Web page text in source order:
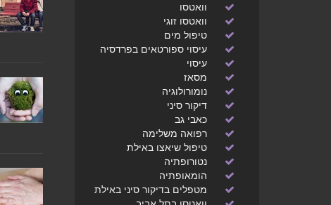
וואטסו
וואטסו זוגי
טיפול מים
עיסוי ספורטאים בפרדסיה
עיסוי
מסאז
נומורולוגיה
דיקור סיני
כאבי גב
רפואה משלימה
טיפול שיאצו באילת
נטורופתיה
הומאופתיה
מטפלים בדיקור סיני באילת